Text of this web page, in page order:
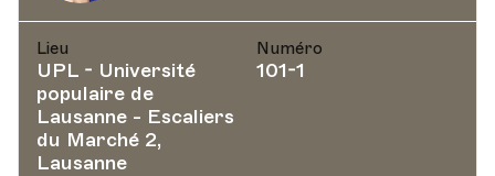
Lieu
UPL - Université
populaire de
Lausanne - Escaliers
du Marché 2,
Lausanne
Numéro
101-1